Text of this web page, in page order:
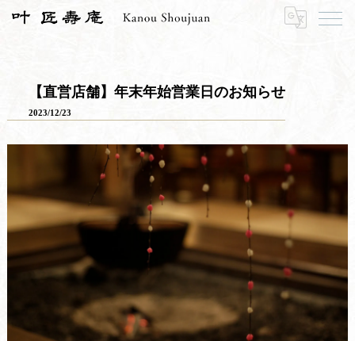
HOME お知らせ 【直営店舗】年末年始営業日のお知らせ
【直営店舗】年末年始営業日のお知らせ
2023/12/23